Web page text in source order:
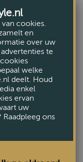
S 3+1 lichts
cookies.
en
over uw
te
welke
deelt. Houd
enkel
ervan
uw
ons